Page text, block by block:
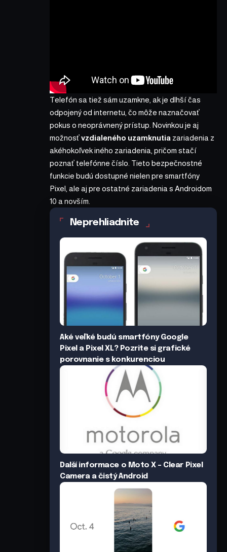
Telefón sa tiež sám uzamkne, ak je dlhší čas
odpojený od internetu, čo môže naznačovať
pokus o neoprávnený prístup. Novinkou je aj
možnosťvzdialeného uzamknutia zariadenia z
akéhokoľvek iného zariadenia, pričom stačí
poznať telefónne číslo. Tieto bezpečnostné
funkcie budú dostupné nielen pre smartfóny
Pixel, ale aj pre ostatné zariadenia s Androidom
10 a novším.
Neprehliadnite
Aké veľké budú smartfóny Google
Pixel a Pixel XL? Pozrite si grafické
porovnanie s konkurenciou
Další informace o Moto X – Clear Pixel
Camera a čistý Android